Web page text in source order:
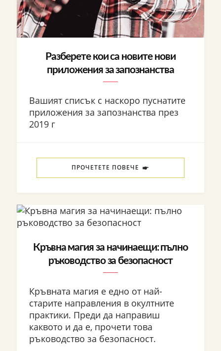
Разберете кои са новите нови
приложения за запознанства
Вашият списък с наскоро пуснатите
приложения за запознанства през
2019 г
ПРОЧЕТЕТЕ ПОВЕЧЕ
Кръвна магия за начинаещи: пълно
ръководство за безопасност
Кръвната магия е едно от най-
старите направления в окултните
практики. Преди да направиш
каквото и да е, прочети това
ръководство за безопасност.